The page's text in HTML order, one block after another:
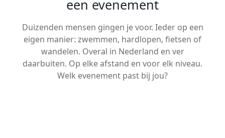
een evenement
Duizenden mensen gingen je voor. Ieder op een
eigen manier: zwemmen, hardlopen, fietsen of
wandelen. Overal in Nederland en ver
daarbuiten. Op elke afstand en voor elk niveau.
Welk evenement past bij jou?